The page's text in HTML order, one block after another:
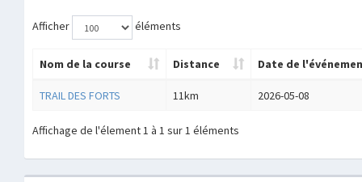
Afficher éléments
Nom de la course Distance Date de
TRAIL DES FORTS 11km 2026-05-08
Affichage de l'élement 1 à 1 sur 1 éléments